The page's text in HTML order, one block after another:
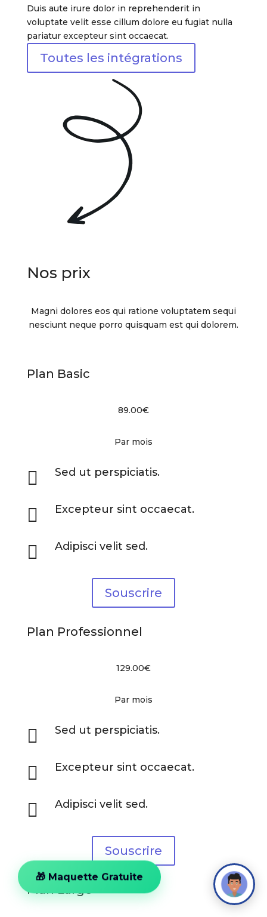
Duis aute irure dolor in reprehenderit in
voluptate velit esse cillum dolore eu fugiat nulla
pariatur excepteur sint occaecat.
Toutes les intégrations
Nos prix
Magni dolores eos qui ratione voluptatem sequi
nesciunt neque porro quisquam est qui dolorem.
Plan Basic
89.00€
Par mois
 Sed ut perspiciatis.
 Excepteur sint occaecat.
 Adipisci velit sed.
Souscrire
Plan Professionnel
129.00€
Par mois
 Sed ut perspiciatis.
 Excepteur sint occaecat.
 Adipisci velit sed.
Souscrire
Plan Large
🎁 Maquette Gratuite